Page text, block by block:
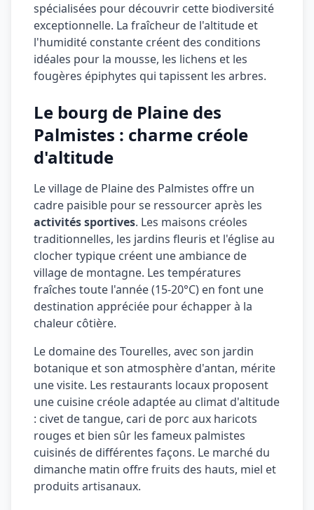
spécialisées pour découvrir cette biodiversité
exceptionnelle. La fraîcheur de l'altitude et
l'humidité constante créent des conditions
idéales pour la mousse, les lichens et les
fougères épiphytes qui tapissent les arbres.
Le bourg de Plaine des
Palmistes : charme créole
d'altitude
Le village de Plaine des Palmistes offre un
cadre paisible pour se ressourcer après les
activités sportives. Les maisons créoles
traditionnelles, les jardins fleuris et l'église au
clocher typique créent une ambiance de
village de montagne. Les températures
fraîches toute l'année (15-20°C) en font une
destination appréciée pour échapper à la
chaleur côtière.
Le domaine des Tourelles, avec son jardin
botanique et son atmosphère d'antan, mérite
une visite. Les restaurants locaux proposent
une cuisine créole adaptée au climat d'altitude
: civet de tangue, cari de porc aux haricots
rouges et bien sûr les fameux palmistes
cuisinés de différentes façons. Le marché du
dimanche matin offre fruits des hauts, miel et
produits artisanaux.